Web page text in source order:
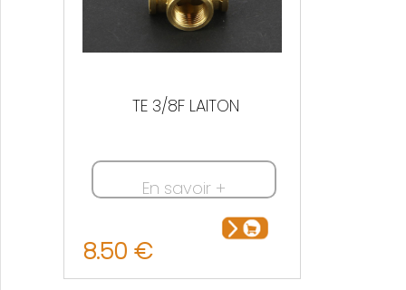
TE 3/8F LAITON
En savoir +
8.50 €